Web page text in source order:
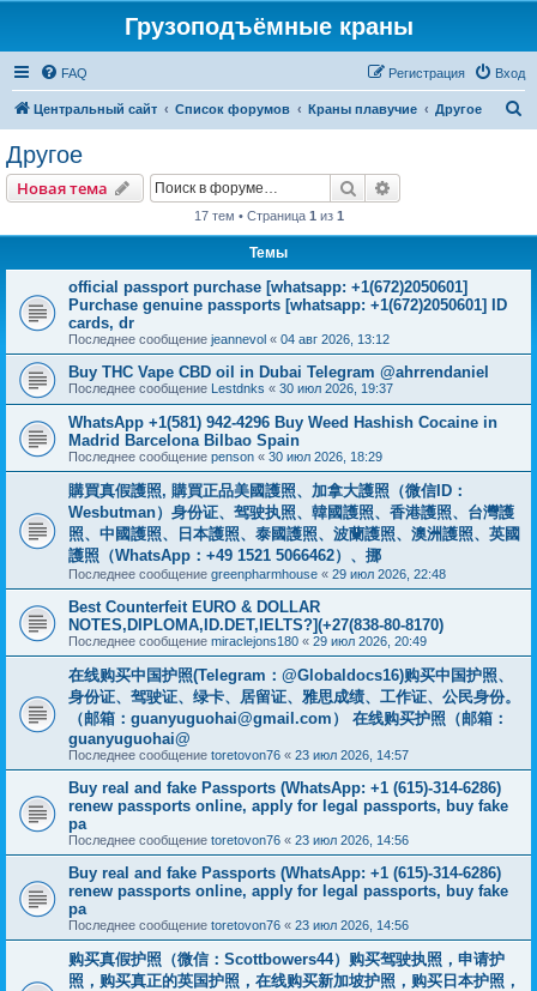
Грузоподъёмные краны
FAQ Вход
Регистрация
Центральный сайт Список форумов Краны плавучие Другое
Другое
Новая тема Поиск
17 тем • Страница 1 из 1
Темы
official passport purchase [whatsapp: +1(672)2050601]
Purchase genuine passports [whatsapp: +1(672)2050601] ID
cards, dr
Последнее сообщение jeannevol « 04 авг 2026, 13:12
Buy THC Vape CBD oil in Dubai Telegram @ahrrendaniel
Последнее сообщение Lestdnks « 30 июл 2026, 19:37
WhatsApp +1(581) 942-4296 Buy Weed Hashish Cocaine in
Madrid Barcelona Bilbao Spain
Последнее сообщение penson « 30 июл 2026, 18:29
購買真假護照, 購買正品美國護照、加拿大護照（微信ID：
Wesbutman）身份证、驾驶执照、韓國護照、香港護照、台灣護
照、中國護照、日本護照、泰國護照、波蘭護照、澳洲護照、英國
護照（WhatsApp：+49 1521 5066462）、挪
Последнее сообщение greenpharmhouse « 29 июл 2026, 22:48
Best Counterfeit EURO & DOLLAR
NOTES,DIPLOMA,ID.DET,IELTS?](+27(838-80-8170)
Последнее сообщение miraclejons180 « 29 июл 2026, 20:49
在线购买中国护照(Telegram：@Globaldocs16)购买中国护照、
身份证、驾驶证、绿卡、居留证、雅思成绩、工作证、公民身份。
（邮箱： guanyuguohai@gmail.com ） 在线购买护照（邮箱：
guanyuguohai@
Последнее сообщение toretovon76 « 23 июл 2026, 14:57
Buy real and fake Passports (WhatsApp: +1 (615)-314-6286)
renew passports online, apply for legal passports, buy fake
pa
Последнее сообщение toretovon76 « 23 июл 2026, 14:56
Buy real and fake Passports (WhatsApp: +1 (615)-314-6286)
renew passports online, apply for legal passports, buy fake
pa
Последнее сообщение toretovon76 « 23 июл 2026, 14:56
购买真假护照（微信：Scottbowers44）购买驾驶执照，申请护
照，购买真正的英国护照，在线购买新加坡护照，购买日本护照，